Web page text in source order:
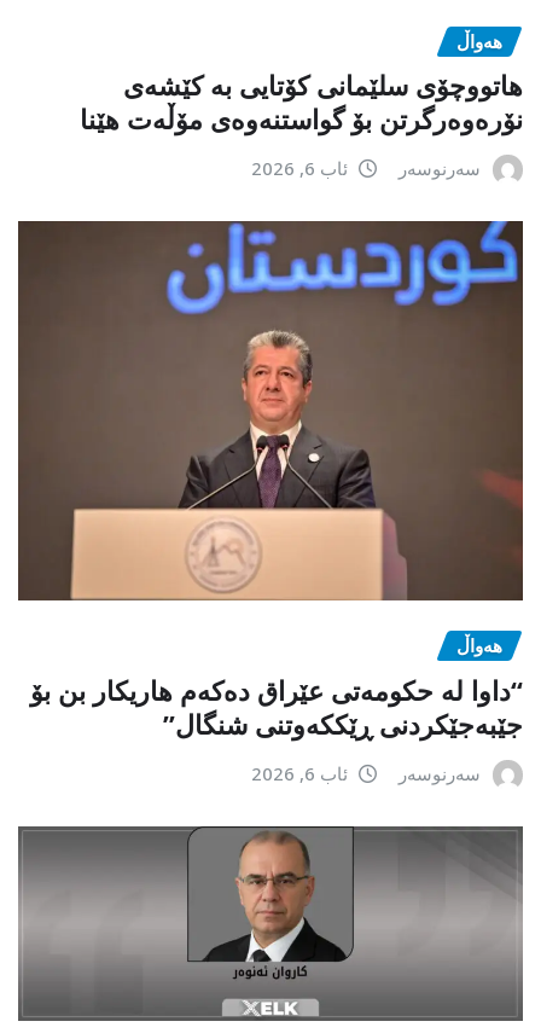
هەواڵ
هاتووچۆی سلێمانی کۆتایی بە کێشەی
نۆرەوەرگرتن بۆ گواستنەوەی مۆڵەت هێنا
سەرنوسەر ئاب 6, 2026
هەواڵ
“داوا لە حكومەتی عێراق دەكەم هاریكار بن بۆ
جێبەجێكردنی ڕێككەوتنی شنگال”
سەرنوسەر ئاب 6, 2026